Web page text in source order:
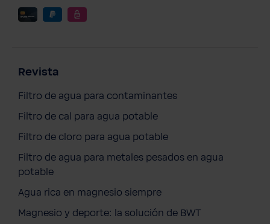
Revista
Filtro de agua para contaminantes
Filtro de cal para agua potable
Filtro de cloro para agua potable
Filtro de agua para metales pesados en agua
potable
Agua rica en magnesio siempre
Magnesio y deporte: la solución de BWT